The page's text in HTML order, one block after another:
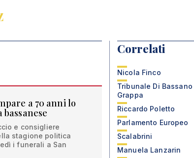
a 70 anni lo
e consigliere
stagione politica
i funerali a San
Correlati
Nicola Finco
Tribunale Di Bassano
Grappa
Riccardo Poletto
Parlamento Europeo
Scalabrini
Manuela Lanzarin